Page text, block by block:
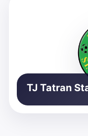
TJ Tatran